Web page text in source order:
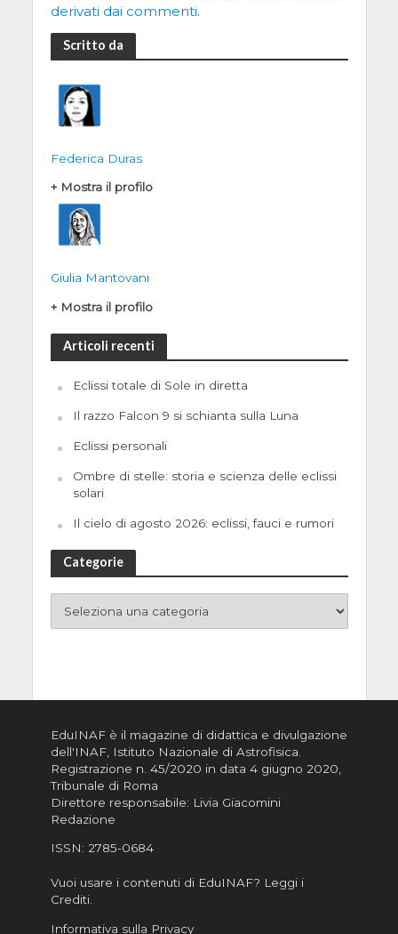
derivati dai commenti.
Scritto da
Federica Duras
+ Mostra il profilo
Giulia Mantovani
+ Mostra il profilo
Articoli recenti
Eclissi totale di Sole in diretta
Il razzo Falcon 9 si schianta sulla Luna
Eclissi personali
Ombre di stelle: storia e scienza delle eclissi
solari
Il cielo di agosto 2026: eclissi, fauci e rumori
Categorie
EduINAF è il magazine di didattica e divulgazione
dell'INAF, Istituto Nazionale di Astrofisica
Registrazione n. 45/2020 in data 4 giugno 2020,
Tribunale di Roma
Direttore responsabile: Livia Giacomini
Redazione
ISSN: 2785-0684
Vuoi usare i contenuti di EduINAF? Leggi i
Crediti.
Informativa sulla Privacy